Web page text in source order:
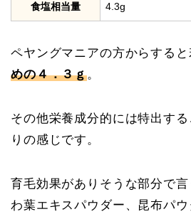
食塩相当量 4.3g
ペヤングマニアの方からする
めの４．３ｇ。
その他栄養成分的には特出す
りの感じです。
育毛効果がありそうな部分で
わ葉エキスパウダー、昆布パ